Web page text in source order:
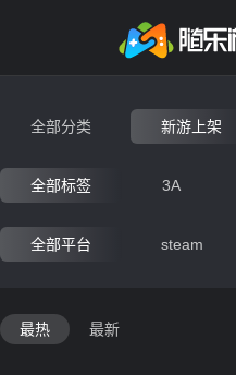
新游上架游戏
全部分类 新游上架
动作
全部标签 3A
全部平台 steam
最热 最新